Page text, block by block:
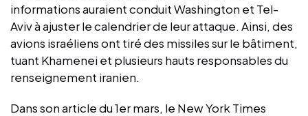
informations auraient conduit Washington et Tel-
Aviv à ajuster le calendrier de leur attaque. Ainsi, des
avions israéliens ont tiré des missiles sur le bâtiment,
tuant Khamenei et plusieurs hauts responsables du
renseignement iranien.
Dans son article du 1er mars, le New York Times